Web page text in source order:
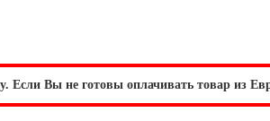
Если Вы не готовы оплачивать товар из